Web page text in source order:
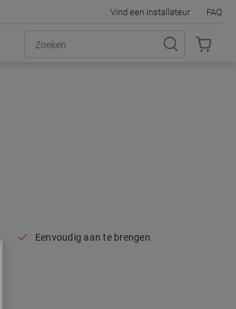
Vind een installateur FAQ
Eenvoudig aan te brengen